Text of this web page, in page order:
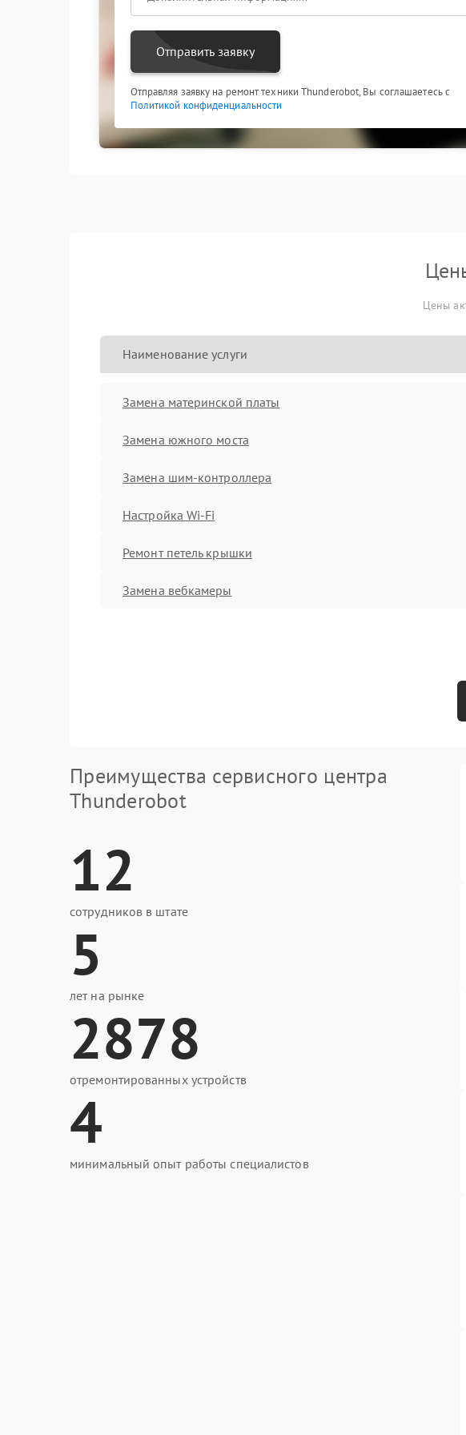
Отправить заявку
Отправляя заявку на ремонт техники Thunderobot, Вы соглашаетесь с
Политикой конфиденциальности
Цены
Наименование услуги
Замена материнской платы
Замена южного моста
Замена шим-контроллера
Настройка Wi-Fi
Ремонт петель крышки
Замена вебкамеры
Преимущества сервисного центра
Thunderobot
12
сотрудников в штате
5
лет на рынке
2878
отремонтированных устройств
4
минимальный опыт работы специалистов